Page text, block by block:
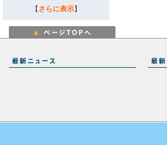
【 さらに表示】